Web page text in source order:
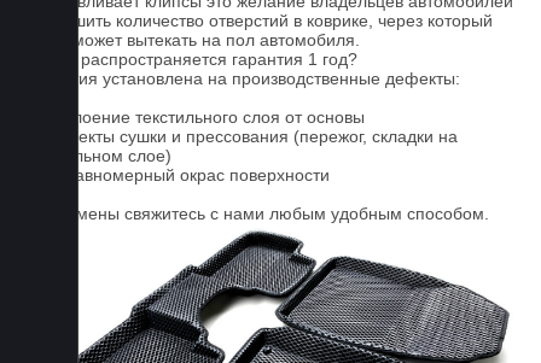
уменьшить количество отверстий в коврике, через который
влага может вытекать на пол автомобиля.
На что распространяется гарантия 1 год?
Гарантия установлена на производственные дефекты:
1. Отслоение текстильного слоя от основы
2. Дефекты сушки и прессования (пережог, складки на
текстильном слое)
3. Неравномерный окрас поверхности
Для замены свяжитесь с нами любым удобным способом.